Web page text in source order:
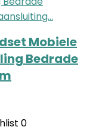
Mobiele
Bedrade
0